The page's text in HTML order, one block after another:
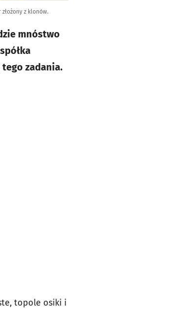
z klonów.
mnóstwo
zadania.
topole osiki i